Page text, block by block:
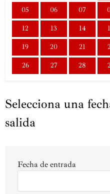
05 06 07
12 13 14
19 20 21
26 27 28
Selecciona una
salida
Fecha de entrada